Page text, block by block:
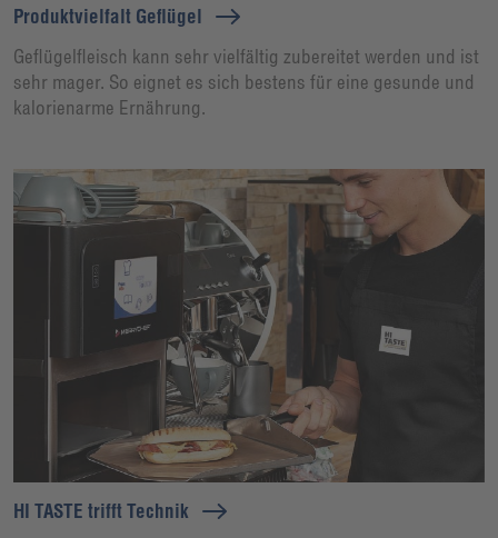
Produktvielfalt Geflügel
Geflügelfleisch kann sehr vielfältig zubereitet werden und ist
sehr mager. So eignet es sich bestens für eine gesunde und
kalorienarme Ernährung.
HI TASTE trifft Technik